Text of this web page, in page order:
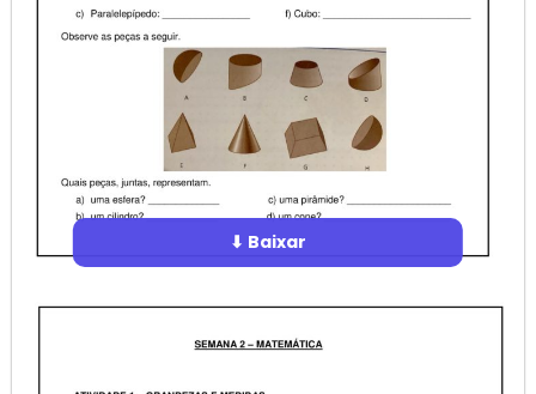
⬇ Baixar